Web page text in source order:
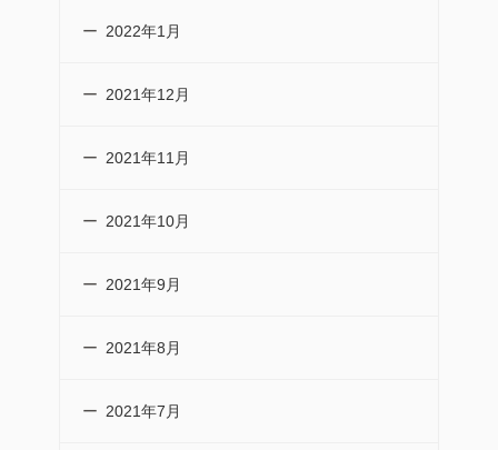
2022年1月
2021年12月
2021年11月
2021年10月
2021年9月
2021年8月
2021年7月